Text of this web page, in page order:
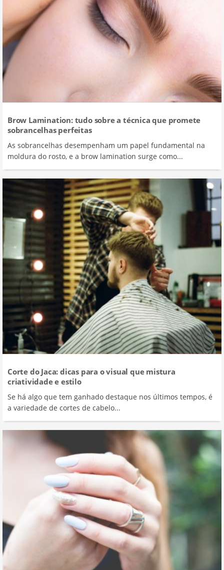
Brow Lamination: tudo sobre a técnica que promete
sobrancelhas perfeitas
As sobrancelhas desempenham um papel fundamental na
moldura do rosto, e a brow lamination surge como...
Corte do Jaca: dicas para o visual que mistura
criatividade e estilo
Se há algo que tem ganhado destaque nos últimos tempos, é
a variedade de cortes de cabelo...